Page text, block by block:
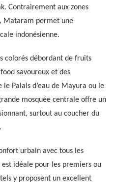
Contrairement aux zones
Mataram permet une
indonésienne.
colorés débordant de fruits
savoureux et des
Palais d’eau de Mayura ou le
mosquée centrale offre un
surtout au coucher du
urbain avec tous les
idéale pour les premiers ou
y proposent un excellent